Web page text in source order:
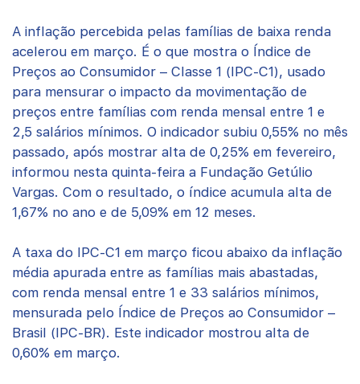
A inflação percebida pelas famílias de baixa renda
acelerou em março. É o que mostra o Índice de
Preços ao Consumidor – Classe 1 (IPC-C1), usado
para mensurar o impacto da movimentação de
preços entre famílias com renda mensal entre 1 e
2,5 salários mínimos. O indicador subiu 0,55% no mês
passado, após mostrar alta de 0,25% em fevereiro,
informou nesta quinta-feira a Fundação Getúlio
Vargas. Com o resultado, o índice acumula alta de
1,67% no ano e de 5,09% em 12 meses.
A taxa do IPC-C1 em março ficou abaixo da inflação
média apurada entre as famílias mais abastadas,
com renda mensal entre 1 e 33 salários mínimos,
mensurada pelo Índice de Preços ao Consumidor –
Brasil (IPC-BR). Este indicador mostrou alta de
0,60% em março.